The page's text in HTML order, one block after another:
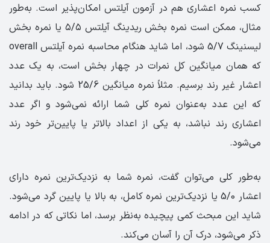
کسب نمره اعشاری هم در آزمون آیلتس امکان‌پذیر است. به‌طور
مثال، ممکن است نمره بخش ریدینگ آیلتس ۵/۵ یا نمره بخش
لیسنینگ 5/7 شود، اما شاید هنگام محاسبه نمره آیلتس overall
که همان میانگین کل نمرات در چهار بخش است، به یک عدد
اعشار غیر رند برسیم. مثلاً نمره میانگین 25/6 شود. باید بدانید
که این عدد به‌عنوان نمره کلی شما ارائه نمی‌شود و اگر عدد
اعشاری رند نباشد، به یکی از اعداد بالاتر یا پایین‌تر خود رند
می‌شود.
به‌طور کلی می‌توان گفت، نمره شما به نزدیک‌ترین نمره دارای
اعشار 5/0 یا نزدیک‌ترین نمره کامل، به بالا یا پایین گرد می‌شود.
شاید این مبحث کمی پیچیده به‌نظر برسد، اما نکاتی که در ادامه
ذکر می‌شود، درک آن را آسان می‌کند.